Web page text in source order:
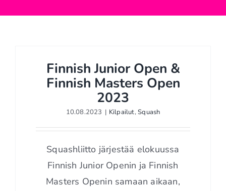
Finnish Junior Open &
Finnish Masters Open
2023
10.08.2023 | Kilpailut,Squash
Squashliitto järjestää elokuussa
Finnish Junior Openin ja Finnish
Masters Openin samaan aikaan,